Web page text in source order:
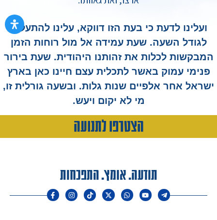
ועלינו לדעת כי בעת הזו דווקא, עלינו להתעלות
לגודל השעה. שעת עמידה אל מול רוחות הזמן
המבקשות לכלות את זהותנו היהודית. שעת בירור
פנימי עמוק באשר לתכלית עצם חיינו כאן בארץ
ישראל אחר אלפיים שנות גלות. ובשעה גורלית זו,
מי לא יקום ויעש.
הצטרפו לתנועה
תודעה. אומץ. התפכחות